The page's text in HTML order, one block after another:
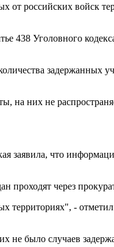
российских войск
438 Уголовного
задержанных
на них не
что
проходят через
территориях", -
не было случаев